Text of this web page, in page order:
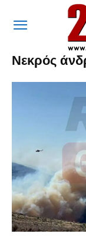
Νεκρός